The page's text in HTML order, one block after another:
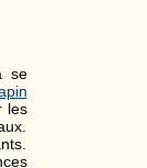
se
les